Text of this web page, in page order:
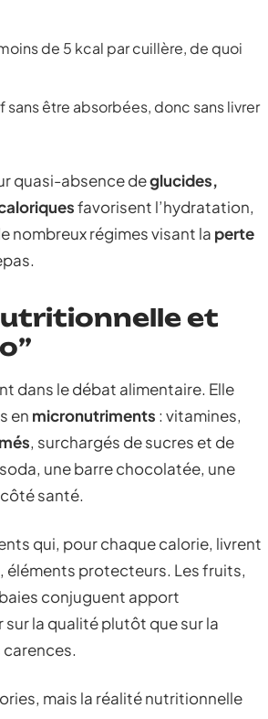
de 5 kcal par cuillère, de quoi
être absorbées, donc sans livrer
quasi-absence deglucides,
favorisent l’hydratation,
nombreux régimes visant la perte
et
dans le débat alimentaire. Elle
en micronutriments : vitamines,
, surchargés de sucres et de
une barre chocolatée, une
santé.
qui, pour chaque calorie, livrent
protecteurs. Les fruits,
conjuguent apport
la qualité plutôt que sur la
mais la réalité nutritionnelle